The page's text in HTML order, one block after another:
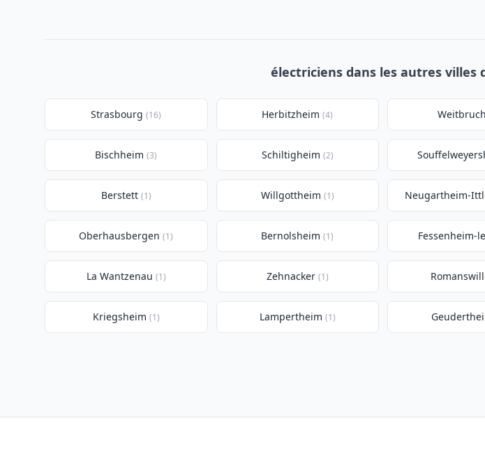
électriciens dans les autres villes
Strasbourg (16) Herbitzheim (4) Weitbruch
Bischheim (3) Schiltigheim (2)
Berstett (1) Willgottheim (1) Neugartheim-
Oberhausbergen (1) Bernolsheim (1) Fessenheim-
La Wantzenau (1) Zehnacker (1)
Kriegsheim (1) Lampertheim (1)